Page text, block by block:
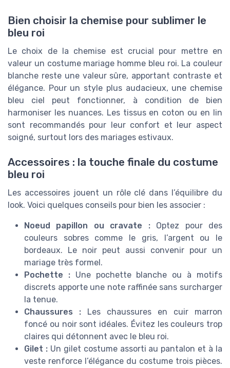
Bien choisir la chemise pour sublimer le
bleu roi
Le choix de la chemise est crucial pour mettre en
valeur un costume mariage homme bleu roi. La couleur
blanche reste une valeur sûre, apportant contraste et
élégance. Pour un style plus audacieux, une chemise
bleu ciel peut fonctionner, à condition de bien
harmoniser les nuances. Les tissus en coton ou en lin
sont recommandés pour leur confort et leur aspect
soigné, surtout lors des mariages estivaux.
Accessoires : la touche finale du costume
bleu roi
Les accessoires jouent un rôle clé dans l’équilibre du
look. Voici quelques conseils pour bien les associer :
Noeud papillon ou cravate :Optez pour des
couleurs sobres comme le gris, l’argent ou le
bordeaux. Le noir peut aussi convenir pour un
mariage très formel.
Pochette :Une pochette blanche ou à motifs
discrets apporte une note raffinée sans surcharger
la tenue.
Chaussures : Les chaussures en cuir marron
foncé ou noir sont idéales. Évitez les couleurs trop
claires qui détonnent avec le bleu roi.
Gilet :Un gilet costume assorti au pantalon et à la
veste renforce l’élégance du costume trois pièces.